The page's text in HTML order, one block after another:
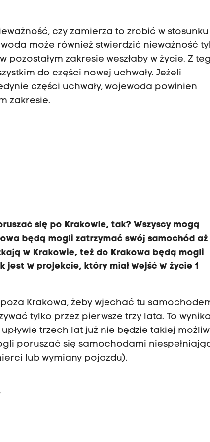
czy zamierza to zrobić w
może również stwierdzić nieważność
pozostałym zakresie weszłaby w życie. Z
do części nowej uchwały. Jeżeli
części uchwały, wojewoda powinien
zakresie.
się po Krakowie, tak? Wszyscy mogą
będą mogli zatrzymać swój samochód aż
w Krakowie, też do Krakowa będą mogli
jest w projekcie, który miał wejść w życie 1
Krakowa, żeby wjechać tu
tylko przez pierwsze trzy lata. To
trzech lat już nie będzie takiej
poruszać się samochodami
lub wymiany pojazdu).